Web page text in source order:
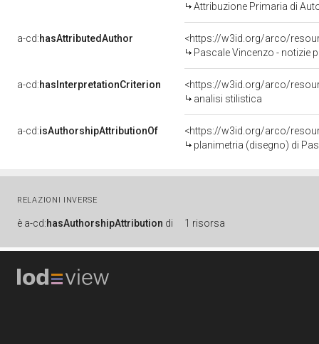
Attribuzione Primaria di
a-cd:hasAttributedAuthor
<https://w3id.org/arco/
Pascale Vincenzo - notizie
a-cd:hasInterpretationCriterion
<https://w3id.org/arco/
analisi stilistica
a-cd:isAuthorshipAttributionOf
<https://w3id.org/arco/
planimetria (disegno) di
RELAZIONI INVERSE
è a-cd:hasAuthorshipAttribution di 1 risorsa